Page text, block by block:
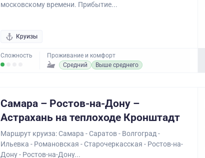
московскому времени. Прибытие...
Круизы
Сложность
Проживание и комфорт
Средний
Выше среднего
Самара – Ростов-на-Дону –
Астрахань на теплоходе Кронштадт
Маршрут круиза: Самара - Саратов - Волгоград -
Ильевка - Романовская - Старочеркасская - Ростов-на-
Дону - Ростов-на-Дону...